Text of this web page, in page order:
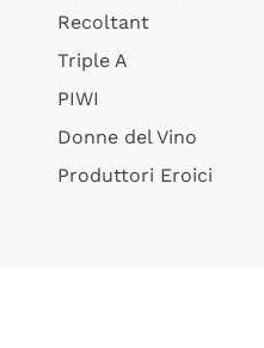
Recoltant
Triple A
PIWI
Donne del Vino
Produttori Eroici